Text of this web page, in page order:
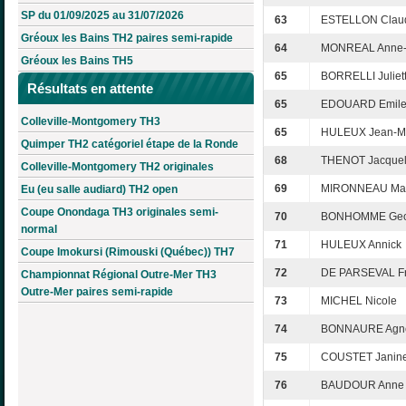
SP du 01/09/2025 au 31/07/2026
Gréoux les Bains TH2 paires semi-rapide
Gréoux les Bains TH5
Résultats en attente
Colleville-Montgomery TH3
Quimper TH2 catégoriel étape de la Ronde
Colleville-Montgomery TH2 originales
Eu (eu salle audiard) TH2 open
Coupe Onondaga TH3 originales semi-
normal
Coupe Imokursi (Rimouski (Québec)) TH7
Championnat Régional Outre-Mer TH3
Outre-Mer paires semi-rapide
63 ESTELLON
64 MONREAL
65 BORRELLI
65 EDOUARD Emile
65 HULEUX Jean-
68 THENOT
69 MIRONNEAU
70 BONHOMME
71 HULEUX Annick
72 DE PARSEVAL
73 MICHEL Nicole
74 BONNAURE
75 COUSTET
76 BAUDOUR Anne